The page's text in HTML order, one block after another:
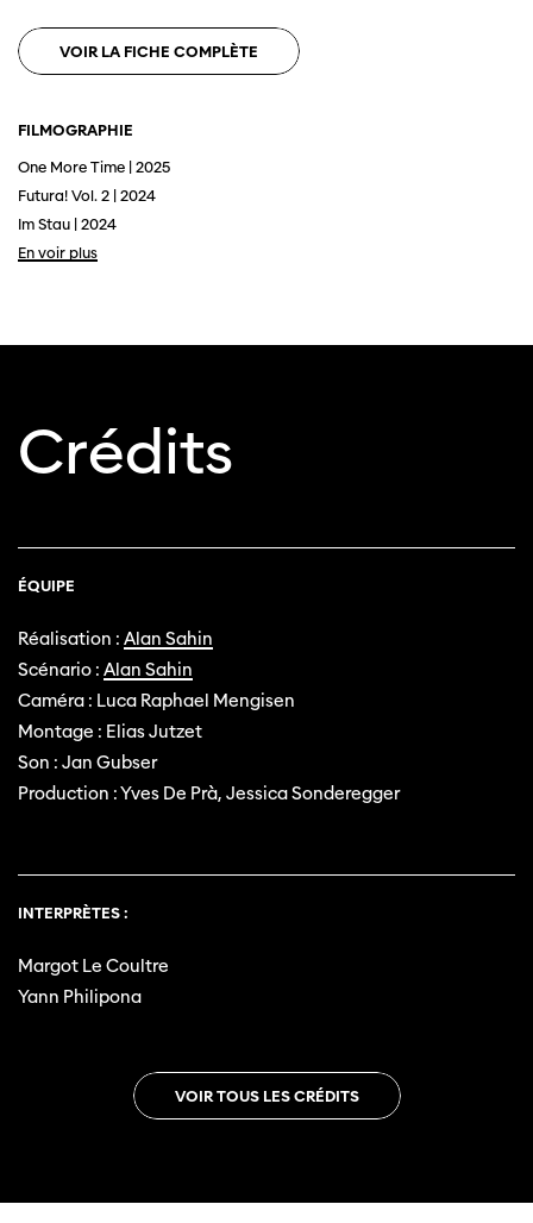
VOIR LA FICHE COMPLÈTE
FILMOGRAPHIE
One More Time | 2025
Futura! Vol. 2 | 2024
Im Stau | 2024
En voir plus
Crédits
ÉQUIPE
Réalisation : Alan Sahin
Scénario : Alan Sahin
Caméra : Luca Raphael Mengisen
Montage : Elias Jutzet
Son : Jan Gubser
Production : Yves De Prà, Jessica Sonderegger
INTERPRÈTES :
Margot Le Coultre
Yann Philipona
Site web
VOIR TOUS LES CRÉDITS